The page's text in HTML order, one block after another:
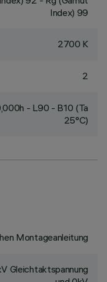
Index) 99
2700 K
2
- L90 - B10 (Ta
25°C)
Montageanleitung
Gleichtaktspannung